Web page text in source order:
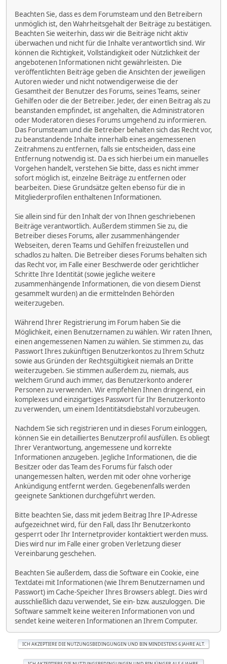
Beachten Sie, dass es dem Forumsteam und den Betreibern
unmöglich ist, den Wahrheitsgehalt der Beiträge zu bestätigen.
Beachten Sie weiterhin, dass wir die Beiträge nicht aktiv
überwachen und nicht für die Inhalte verantwortlich sind. Wir
können die Richtigkeit, Vollständigkeit oder Nützlichkeit der
angebotenen Informationen nicht gewährleisten. Die
veröffentlichten Beiträge geben die Ansichten der jeweiligen
Autoren wieder und nicht notwendigerweise die der
Gesamtheit der Benutzer des Forums, seines Teams, seiner
Gehilfen oder die der Betreiber. Jeder, der einen Beitrag als zu
beanstanden empfindet, ist angehalten, die Administratoren
oder Moderatoren dieses Forums umgehend zu informieren.
Das Forumsteam und die Betreiber behalten sich das Recht vor,
zu beanstandende Inhalte innerhalb eines angemessenen
Zeitrahmens zu entfernen, falls sie entscheiden, dass eine
Entfernung notwendig ist. Da es sich hierbei um ein manuelles
Vorgehen handelt, verstehen Sie bitte, dass es nicht immer
sofort möglich ist, einzelne Beiträge zu entfernen oder
bearbeiten. Diese Grundsätze gelten ebenso für die in
Mitgliederprofilen enthaltenen Informationen.
Sie allein sind für den Inhalt der von Ihnen geschriebenen
Beiträge verantwortlich. Außerdem stimmen Sie zu, die
Betreiber dieses Forums, aller zusammenhängender
Webseiten, deren Teams und Gehilfen freizustellen und
schadlos zu halten. Die Betreiber dieses Forums behalten sich
das Recht vor, im Falle einer Beschwerde oder gerichtlicher
Schritte Ihre Identität (sowie jegliche weitere
zusammenhängende Informationen, die von diesem Dienst
gesammelt wurden) an die ermittelnden Behörden
weiterzugeben.
Während Ihrer Registrierung im Forum haben Sie die
Möglichkeit, einen Benutzernamen zu wählen. Wir raten Ihnen,
einen angemessenen Namen zu wählen. Sie stimmen zu, das
Passwort Ihres zukünftigen Benutzerkontos zu Ihrem Schutz
sowie aus Gründen der Rechtsgültigkeit niemals an Dritte
weiterzugeben. Sie stimmen außerdem zu, niemals, aus
welchem Grund auch immer, das Benutzerkonto anderer
Personen zu verwenden. Wir empfehlen Ihnen dringend, ein
komplexes und einzigartiges Passwort für Ihr Benutzerkonto
zu verwenden, um einem Identitätsdiebstahl vorzubeugen.
Nachdem Sie sich registrieren und in dieses Forum einloggen,
können Sie ein detailliertes Benutzerprofil ausfüllen. Es obliegt
Ihrer Verantwortung, angemessene und korrekte
Informationen anzugeben. Jegliche Informationen, die die
Besitzer oder das Team des Forums für falsch oder
unangemessen halten, werden mit oder ohne vorherige
Ankündigung entfernt werden. Gegebenenfalls werden
geeignete Sanktionen durchgeführt werden.
Bitte beachten Sie, dass mit jedem Beitrag Ihre IP-Adresse
aufgezeichnet wird, für den Fall, dass Ihr Benutzerkonto
gesperrt oder Ihr Internetprovider kontaktiert werden muss.
Dies wird nur im Falle einer groben Verletzung dieser
Vereinbarung geschehen.
Beachten Sie außerdem, dass die Software ein Cookie, eine
Textdatei mit Informationen (wie Ihrem Benutzernamen und
Passwort) im Cache-Speicher Ihres Browsers ablegt. Dies wird
ausschließlich dazu verwendet, Sie ein- bzw. auszuloggen. Die
Software sammelt keine weiteren Informationen von und
sendet keine weiteren Informationen an Ihrem Computer.